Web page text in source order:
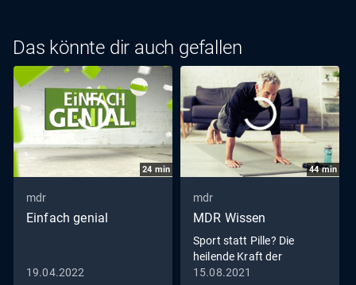
Das könnte dir auch gefallen
24 min
mdr
Einfach genial
19.04.2022
44min
mdr
MDR Wissen
Sport statt Pille? Die
heilende Kraft der
Bewegung
15.08.2021